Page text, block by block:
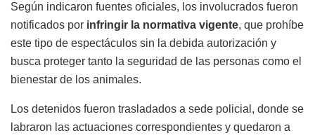
Según indicaron fuentes oficiales, los involucrados fueron
notificados por infringir la normativa vigente, que prohíbe
este tipo de espectáculos sin la debida autorización y
busca proteger tanto la seguridad de las personas como el
bienestar de los animales.
Los detenidos fueron trasladados a sede policial, donde se
labraron las actuaciones correspondientes y quedaron a